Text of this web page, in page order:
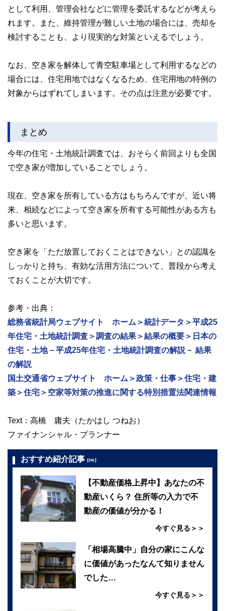
として利用、管理会社などに管理を委託するなどが考えら
れます。また、維持管理が難しい土地の場合には、売却を
検討することも、より現実的な対策といえるでしょう。
なお、空き家を解体して青空駐車場として利用するなどの
場合には、住宅用地ではなくなるため、住宅用地の特例の
対象からはずれてしまいます。その点は注意が必要です。
まとめ
今年の住宅・土地統計調査では、おそらく前回よりも全国
で空き家が増加していることでしょう。
現在、空き家を所有している方はもちろんですが、近い将
来、相続などによって空き家を所有する可能性がある方も
多いと思います。
空き家を「ただ放置しておくことはできない」との認識を
しっかりと持ち、有効な活用方法について、普段から考え
ておくことが大切です。
参考・出典：
総務省統計局ウェブサイト ホーム＞統計データ＞平成25
年住宅・土地統計調査＞調査の結果＞結果の概要＞日本の
住宅・土地－平成25年住宅・土地統計調査の解説－ 結果
の解説
国土交通省ウェブサイト ホーム＞政策・仕事＞住宅・建
築＞住宅＞空家等対策の推進に関する特別措置法関連情報
Text：高橋 庸夫（たかはし つねお）
ファイナンシャル・プランナー
おすすめ紹介記事 【PR】
【不動産価格上昇中】あなたの不
動産いくら？ 住所等の入力で不
動産の価値が分かる！
今すぐ見る＞＞
「相場高騰中」自分の家にこんな
に価値があったなんて知りません
でした…
今すぐ見る＞＞